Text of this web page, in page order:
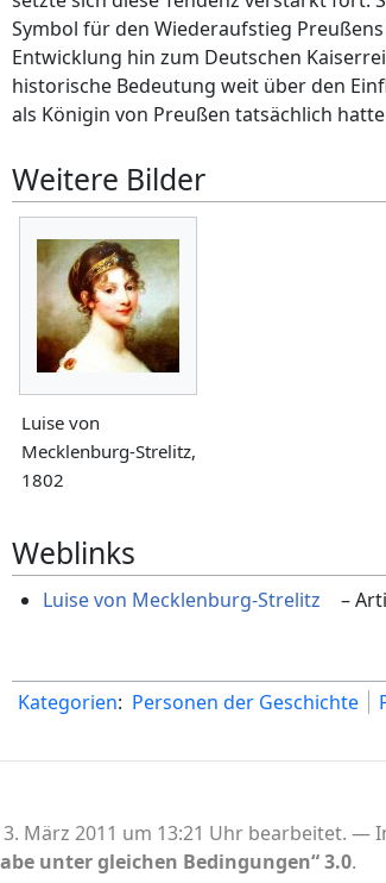
Symbol für den Wiederaufstieg
Entwicklung hin zum Deutschen
historische Bedeutung weit über den
als Königin von Preußen tatsächlich
Weitere Bilder
Luise von
Mecklenburg-Strelitz,
1802
Weblinks
Luise von Mecklenburg-Strelitz –
Kategorien: Personen der Geschichte
März 2011 um 13:21 Uhr bearbeitet.
unter gleichen Bedingungen“ 3.0.